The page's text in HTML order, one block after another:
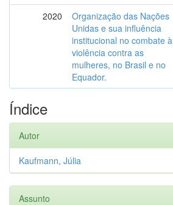
2020
Organização das Nações
Unidas e sua influência
institucional no combate à
violência contra as
mulheres, no Brasil e no
Equador.
Índice
Autor
Kaufmann, Júlia
Assunto